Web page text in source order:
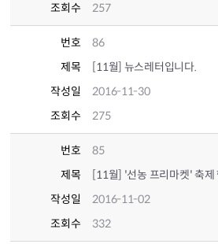
조회수
257
번호
86
제목
[11월] 뉴스레터입니다.
작성일
2016-11-30
조회수
275
번호
85
제목
[11월] '선농 프리마켓' 축제
작성일
2016-11-02
조회수
332